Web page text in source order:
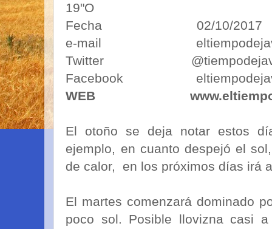
19"O
Fecha 02/10/2017
e-mail
Twitter
Facebook
WEB
El otoño se deja notar estos
ejemplo, en cuanto despejó el
de calor, en los próximos días irá
El martes comenzará dominado
poco sol. Posible llovizna casi